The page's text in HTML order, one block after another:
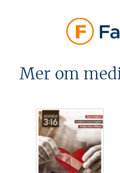
Mer om